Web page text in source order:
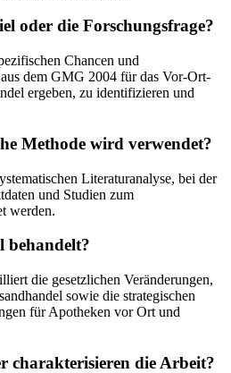
oder die Forschungsfrage?
Chancen und
dem GMG 2004 für das Vor-Ort-
ergeben, zu identifizieren und
Methode wird verwendet?
Literaturanalyse, bei der
und Studien zum
werden.
behandelt?
die gesetzlichen Veränderungen,
sowie die strategischen
für Apotheken vor Ort und
charakterisieren die Arbeit?